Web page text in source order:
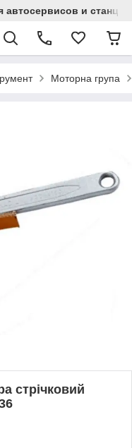
и
Моторна група
стрічковий